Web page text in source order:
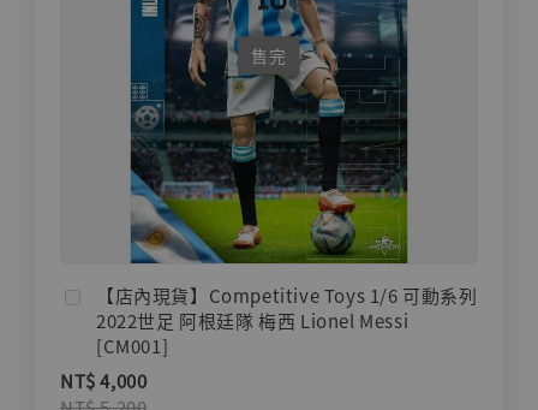
售完
【店內現貨】Competitive Toys 1/6 可動系列
2022世足 阿根廷隊 梅西 Lionel Messi
[CM001]
NT$ 4,000